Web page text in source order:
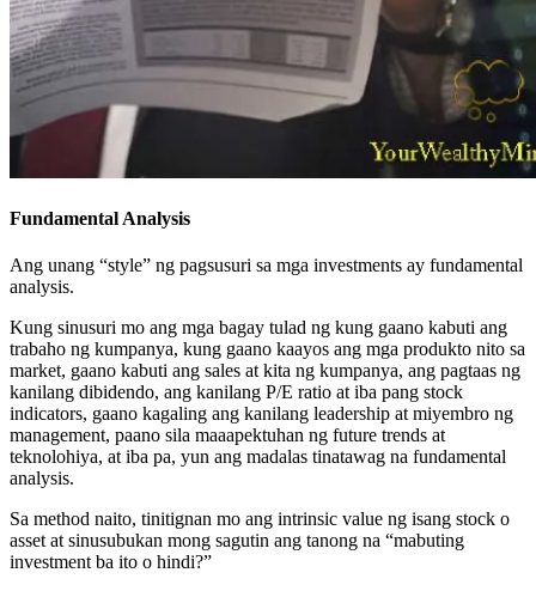
Fundamental Analysis
Ang unang “style” ng pagsusuri sa mga investments ay fundamental
analysis.
Kung sinusuri mo ang mga bagay tulad ng kung gaano kabuti ang
trabaho ng kumpanya, kung gaano kaayos ang mga produkto nito sa
market, gaano kabuti ang sales at kita ng kumpanya, ang pagtaas ng
kanilang dibidendo, ang kanilang P/E ratio at iba pang stock
indicators, gaano kagaling ang kanilang leadership at miyembro ng
management, paano sila maaapektuhan ng future trends at
teknolohiya, at iba pa, yun ang madalas tinatawag na fundamental
analysis.
Sa method naito, tinitignan mo ang intrinsic value ng isang stock o
asset at sinusubukan mong sagutin ang tanong na “mabuting
investment ba ito o hindi?”